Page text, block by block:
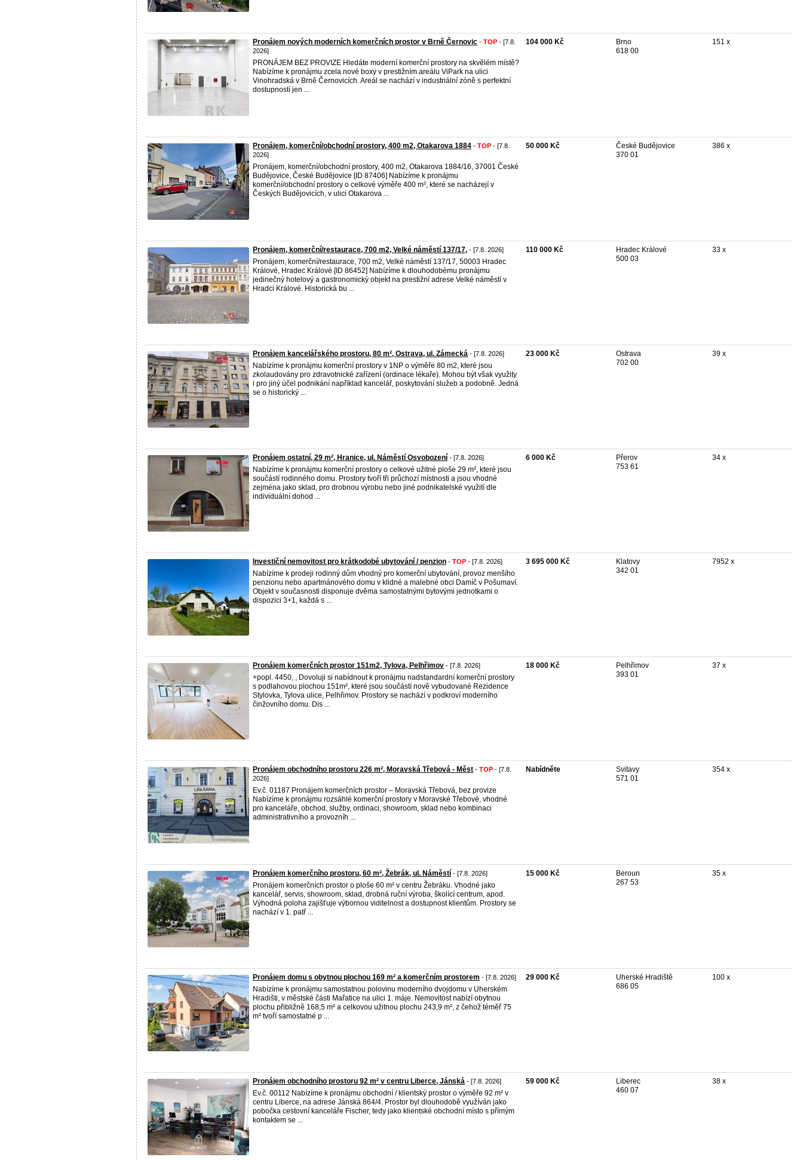
Pronájem nových moderních komerčních prostor v Brně Černovic - TOP - [7.8.
2026]
PRONÁJEM BEZ PROVIZE Hledáte moderní komerční prostory na skvělém místě?
Nabízíme k pronájmu zcela nové boxy v prestižním areálu ViPark na ulici
Vinohradská v Brně Černovicích. Areál se nachází v industriální zóně s perfektní
dostupností jen ...
104 000 Kč
Brno
618 00
151 x
Pronájem, komerční/obchodní prostory, 400 m2, Otakarova 1884 - TOP - [7.8.
2026]
Pronájem, komerční/obchodní prostory, 400 m2, Otakarova 1884/16, 37001 České
Budějovice, České Budějovice [ID 87406] Nabízíme k pronájmu
komerční/obchodní prostory o celkové výměře 400 m², které se nacházejí v
Českých Budějovicích, v ulici Otakarova ...
50 000 Kč
České Budějovice
370 01
386 x
Pronájem, komerční/restaurace, 700 m2, Velké náměstí 137/17, - [7.8. 2026]
Pronájem, komerční/restaurace, 700 m2, Velké náměstí 137/17, 50003 Hradec
Králové, Hradec Králové [ID 86452] Nabízíme k dlouhodobému pronájmu
jedinečný hotelový a gastronomický objekt na prestižní adrese Velké náměstí v
Hradci Králové. Historická bu ...
110 000 Kč
Hradec Králové
500 03
33 x
Pronájem kancelářského prostoru, 80 m², Ostrava, ul. Zámecká - [7.8. 2026]
Nabízíme k pronájmu komerční prostory v 1NP o výměře 80 m2, které jsou
zkolaudovány pro zdravotnické zařízení (ordinace lékaře). Mohou být však využity
i pro jiný účel podnikání například kancelář, poskytování služeb a podobně. Jedná
se o historický ...
23 000 Kč
Ostrava
702 00
39 x
Pronájem ostatní, 29 m², Hranice, ul. Náměstí Osvobození - [7.8. 2026]
Nabízíme k pronájmu komerční prostory o celkové užitné ploše 29 m², které jsou
součástí rodinného domu. Prostory tvoří tři průchozí místnosti a jsou vhodné
zejména jako sklad, pro drobnou výrobu nebo jiné podnikatelské využití dle
individuální dohod ...
6 000 Kč
Přerov
753 61
34 x
Investiční nemovitost pro krátkodobé ubytování / penzion - TOP - [7.8. 2026]
Nabízíme k prodeji rodinný dům vhodný pro komerční ubytování, provoz menšího
penzionu nebo apartmánového domu v klidné a malebné obci Damíč v Pošumaví.
Objekt v současnosti disponuje dvěma samostatnými bytovými jednotkami o
dispozici 3+1, každá s ...
3 695 000 Kč
Klatovy
342 01
7952 x
Pronájem komerčních prostor 151m2, Tylova, Pelhřimov - [7.8. 2026]
+popl. 4450, , Dovoluji si nabídnout k pronájmu nadstandardní komerční prostory
s podlahovou plochou 151m², které jsou součástí nově vybudované Rezidence
Stylovka, Tylova ulice, Pelhřimov. Prostory se nachází v podkroví moderního
činžovního domu. Dis ...
18 000 Kč
Pelhřimov
393 01
37 x
Pronájem obchodního prostoru 226 m², Moravská Třebová - Měst - TOP - [7.8.
2026]
Ev.č. 01187 Pronájem komerčních prostor – Moravská Třebová, bez provize
Nabízíme k pronájmu rozsáhlé komerční prostory v Moravské Třebové, vhodné
pro kanceláře, obchod, služby, ordinaci, showroom, sklad nebo kombinaci
administrativního a provozníh ...
Nabídněte
Svitavy
571 01
354 x
Pronájem komerčního prostoru, 60 m², Žebrák, ul. Náměstí - [7.8. 2026]
Pronájem komerčních prostor o ploše 60 m² v centru Žebráku. Vhodné jako
kancelář, servis, showroom, sklad, drobná ruční výroba, školící centrum, apod.
Výhodná poloha zajišťuje výbornou viditelnost a dostupnost klientům. Prostory se
nachází v 1. patř ...
15 000 Kč
Beroun
267 53
35 x
Pronájem domu s obytnou plochou 169 m² a komerčním prostorem - [7.8. 2026]
Nabízíme k pronájmu samostatnou polovinu moderního dvojdomu v Uherském
Hradišti, v městské části Mařatice na ulici 1. máje. Nemovitost nabízí obytnou
plochu přibližně 168,5 m² a celkovou užitnou plochu 243,9 m², z čehož téměř 75
m² tvoří samostatné p ...
29 000 Kč
Uherské Hradiště
686 05
100 x
Pronájem obchodního prostoru 92 m² v centru Liberce, Jánská - [7.8. 2026]
Ev.č. 00112 Nabízíme k pronájmu obchodní / klientský prostor o výměře 92 m² v
centru Liberce, na adrese Jánská 864/4. Prostor byl dlouhodobě využíván jako
pobočka cestovní kanceláře Fischer, tedy jako klientské obchodní místo s přímým
kontaktem se ...
59 000 Kč
Liberec
460 07
38 x